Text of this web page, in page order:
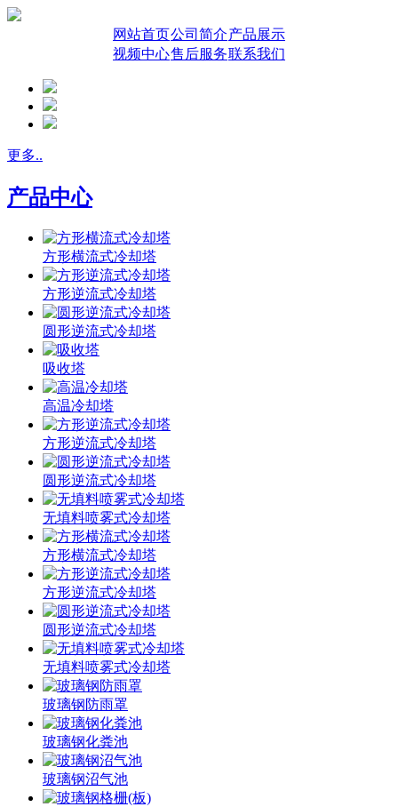
网站首页公司简介产品展示
视频中心售后服务联系我们
更多..
产品中心
方形横流式冷却塔
方形逆流式冷却塔
圆形逆流式冷却塔
吸收塔
高温冷却塔
方形逆流式冷却塔
圆形逆流式冷却塔
无填料喷雾式冷却塔
方形横流式冷却塔
方形逆流式冷却塔
圆形逆流式冷却塔
无填料喷雾式冷却塔
玻璃钢防雨罩
玻璃钢化粪池
玻璃钢沼气池